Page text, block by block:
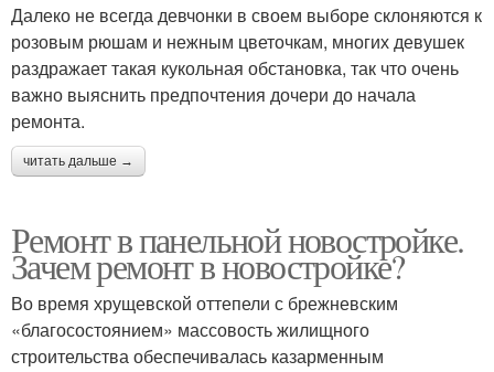
Далеко не всегда девчонки в своем выборе склоняются к
розовым рюшам и нежным цветочкам, многих девушек
раздражает такая кукольная обстановка, так что очень
важно выяснить предпочтения дочери до начала
ремонта.
читать дальше →
Ремонт в панельной новостройке.
Зачем ремонт в новостройке?
Во время хрущевской оттепели с брежневским
«благосостоянием» массовость жилищного
строительства обеспечивалась казарменным